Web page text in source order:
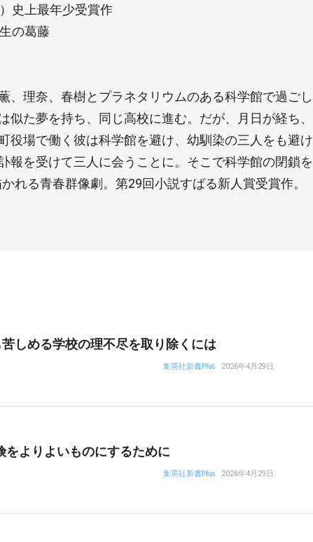
史上最年少受賞作
の葛藤
、理奈、春樹とプラネタリウムのある科学館で過ごし
似た夢を持ち、同じ高校に進む。だが、月日が経ち、
役場で働く彼は科学館を避け、幼馴染の三人をも避け
報を受けて三人に会うことに。そこで科学館の閉鎖を
れる青春群像劇。第29回小説すばる新人賞受賞作。
しめる学校の理不尽を取り除くには
集英社新書Plus 2026年4月29日
をよりよいものにするために
集英社新書Plus 2026年4月29日